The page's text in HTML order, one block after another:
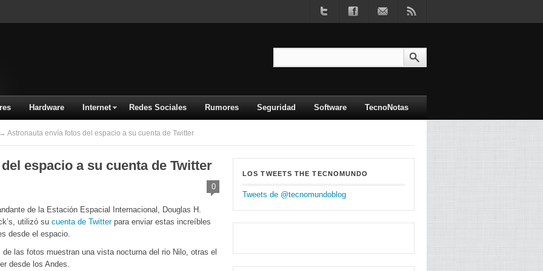
Hardware Internet Redes Sociales Rumores Seguridad Software TecnoNotas
→ Astronauta envía fotos del espacio a su cuenta de Twitter
espacio a su cuenta de Twitter
0
de la Estación Espacial Internacional, Douglas H.
utilizó su cuenta de Twitterpara enviar estas increíbles
desde el espacio.
de las fotos muestran una vista nocturna del rio Nilo, otras el
desde los Andes.
LOS TWEETS THE TECNOMUNDO
Tweets de @tecnomundoblog